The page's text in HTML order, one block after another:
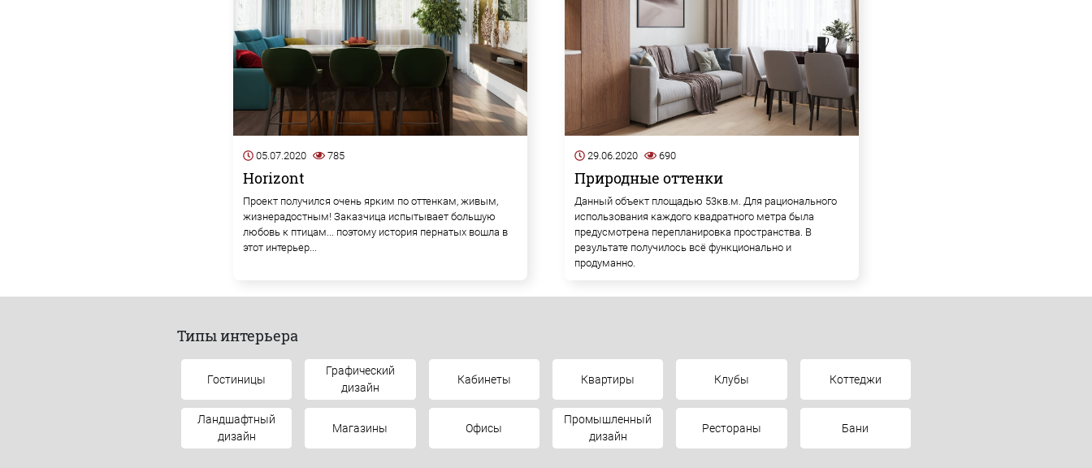
05.07.2020 785
Horizont
Проект получился очень ярким по оттенкам, живым,
жизнерадостным! Заказчица испытывает большую
любовь к птицам... поэтому история пернатых вошла в
этот интерьер...
29.06.2020 690
Природные оттенки
Данный объект площадью 53кв.м. Для рационального
использования каждого квадратного метра была
предусмотрена перепланировка пространства. В
результате получилось всё функционально и
продуманно.
Типы интерьера
Гостиницы
Графический
дизайн
Кабинеты Квартиры Клубы Коттеджи
Ландшафтный
дизайн
Магазины Офисы
Промышленный
дизайн
Рестораны Бани